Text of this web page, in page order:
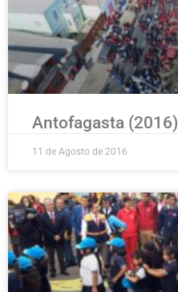
Antofagasta (2016)
11 de Agosto de 2016